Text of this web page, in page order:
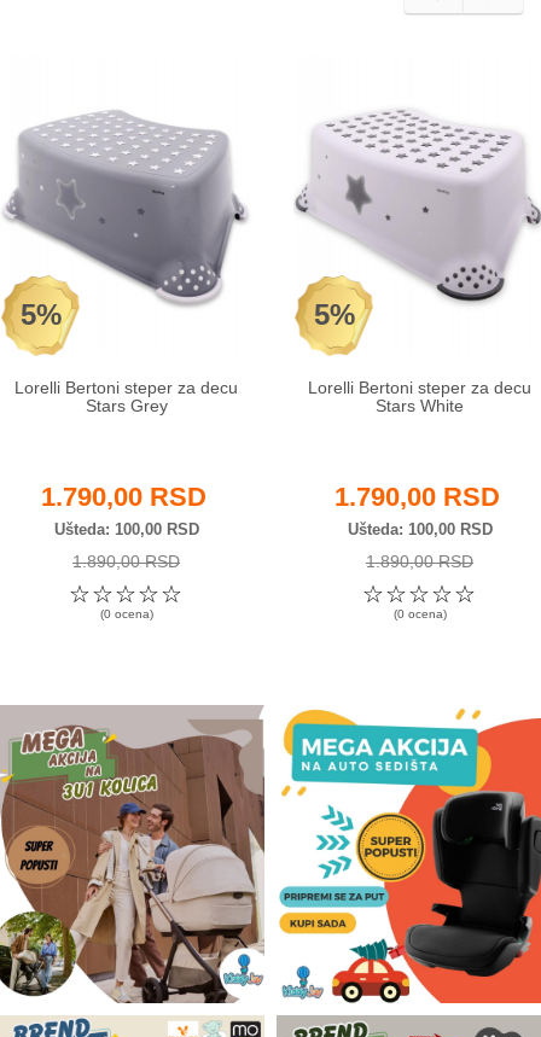
5%
Lorelli Bertoni steper za decu
Stars Grey
1.790,00 RSD
Ušteda 100,00 RSD
1.890,00 RSD
☆
☆
☆
☆
☆
(0 ocena)
5%
Lorelli Bertoni steper za decu
Stars White
1.790,00 RSD
Ušteda 100,00 RSD
1.890,00 RSD
☆
☆
☆
☆
☆
(0 ocena)